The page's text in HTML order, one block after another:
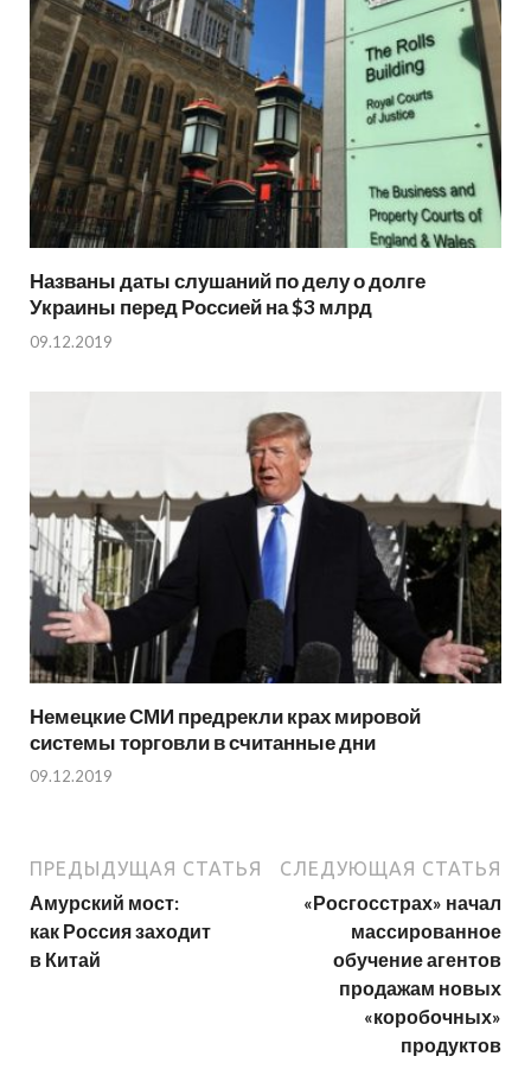
Названы даты слушаний по делу о долге
Украины перед Россией на $3 млрд
09.12.2019
Немецкие СМИ предрекли крах мировой
системы торговли в считанные дни
09.12.2019
ПРЕДЫДУЩАЯ СТАТЬЯ
Амурский мост:
как Россия заходит
в Китай
СЛЕДУЮЩАЯ СТАТЬЯ
«Росгосстрах» начал
массированное
обучение агентов
продажам новых
«коробочных»
продуктов